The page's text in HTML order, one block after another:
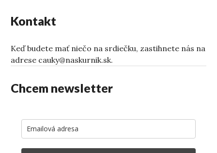
Kontakt
Keď budete mať niečo na srdiečku, zastihnete nás na
adrese cauky@naskurnik.sk.
Chcem newsletter